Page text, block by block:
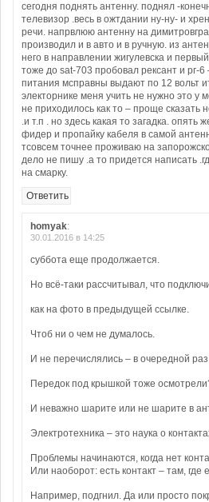
сегодня поднять антенну. поднял -
телевизор .весь в ожтдании ну-ну- и
речи. напрвлюю антенну на
производил и в авто и в ручную. из
него в направлении жигулевска и
тоже до sat-703 пробовал рексант и рг-
питания мсправны выдают по 12 вольт
электорнике меня учить не нужно это у
не приходилось как то – проще
.и т.п . но здесь какая то загадка.
фидер и пропайку кабеля в самой
тсовсем точнее проживаю на
дело не пишу .а то придется написать
на смарку.
Ответить
homyak:
30.01.2016 в 14:25
суббота еще продолжается.
Но всё-таки рассчитывал, что
как на фото в предыдущей ссылке.
Чтоб ни о чем не думалось.
И не перечислялись – в очередной
Передок под крышкой тоже
И неважно шарите или не шарите в
Электротехника – это наука о
Проблемы начинаются, когда нет
Или наоборот: есть контакт – там, где
Например, подгнил. Да или просто